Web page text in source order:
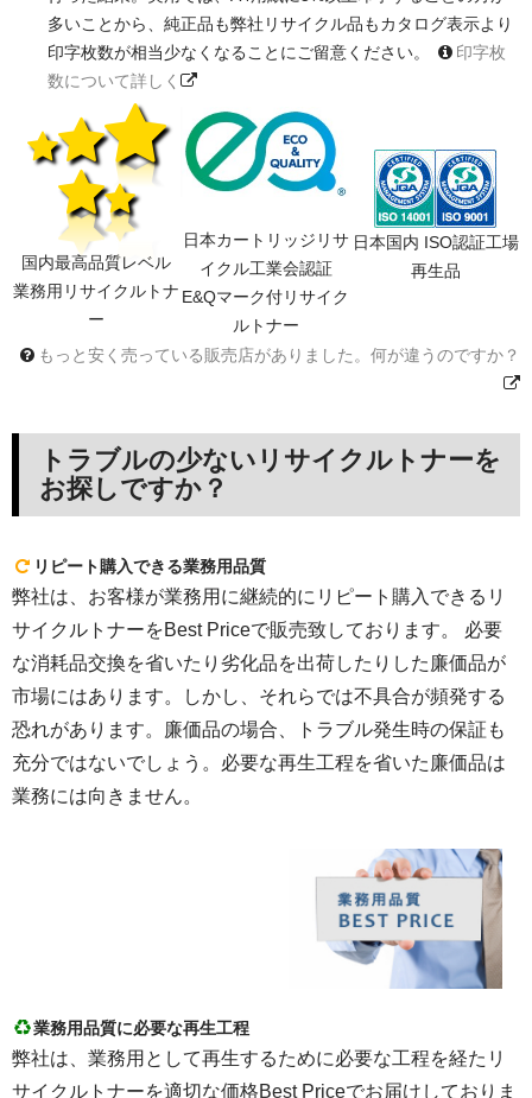
多いことから、純正品も弊社リサイクル品もカタログ表示より
印字枚数が相当少なくなることにご留意ください。
印字枚
数について詳しく
国内最高品質レベル
業務用リサイクルトナ
ー
日本カートリッジリサ
イクル工業会認証
E&Qマーク付リサイク
ルトナー
日本国内 ISO認証工場
再生品
もっと安く売っている販売店がありました。何が違うのですか？
トラブルの少ないリサイクルトナーを
お探しですか？
リピート購入できる業務用品質
弊社は、お客様が業務用に継続的にリピート購入できるリ
サイクルトナーをBest Priceで販売致しております。 必要
な消耗品交換を省いたり劣化品を出荷したりした廉価品が
市場にはあります。しかし、それらでは不具合が頻発する
恐れがあります。廉価品の場合、トラブル発生時の保証も
充分ではないでしょう。必要な再生工程を省いた廉価品は
業務には向きません。
業務用品質に必要な再生工程
弊社は、業務用として再生するために必要な工程を経たリ
サイクルトナーを適切な価格Best Priceでお届けしておりま